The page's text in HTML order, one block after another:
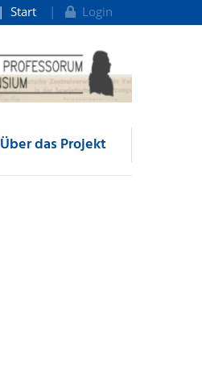
Start Login
Über das Projekt